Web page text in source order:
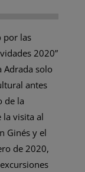
por las
2020”
Adrada solo
antes
de la
la visita al
Ginés y el
de 2020,